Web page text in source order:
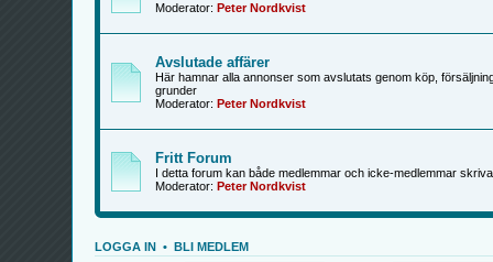
Moderator: Peter Nordkvist
Avslutade affärer
Här hamnar alla annonser som avslutats genom köp,
grunder
Moderator: Peter Nordkvist
Fritt Forum
I detta forum kan både medlemmar och icke-medlemmar
Moderator: Peter Nordkvist
LOGGA IN • BLI MEDLEM